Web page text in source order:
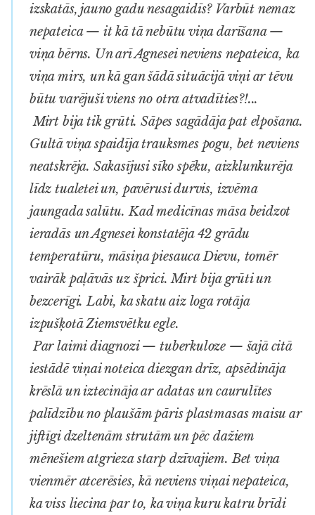
izskatās, jauno gadu nesagaidīs? Varbūt nemaz
nepateica — it kā tā nebūtu viņa darīšana —
viņa bērns. Un arī Agnesei neviens nepateica, ka
viņa mirs, un kā gan šādā situācijā viņi ar tēvu
būtu varējuši viens no otra atvadīties?!...
Mirt bija tik grūti. Sāpes sagādāja pat elpošana.
Gultā viņa spaidīja trauksmes pogu, bet neviens
neatskrēja. Sakasījusi sīko spēku, aizklunkurēja
līdz tualetei un, pavērusi durvis, izvēma
jaungada salūtu. Kad medicīnas māsa beidzot
ieradās un Agnesei konstatēja 42 grādu
temperatūru, māsiņa piesauca Dievu, tomēr
vairāk paļāvās uz šprici. Mirt bija grūti un
bezcerīgi. Labi, ka skatu aiz loga rotāja
izpušķotā Ziemsvētku egle.
Par laimi diagnozi — tuberkuloze — šajā citā
iestādē viņai noteica diezgan drīz, apsēdināja
krēslā un iztecināja ar adatas un caurulītes
palīdzību no plaušām pāris plastmasas maisu ar
jiftīgi dzeltenām strutām un pēc dažiem
mēnešiem atgrieza starp dzīvajiem. Bet viņa
vienmēr atcerēsies, kā neviens viņai nepateica,
ka viss liecina par to, ka viņa kuru katru brīdi